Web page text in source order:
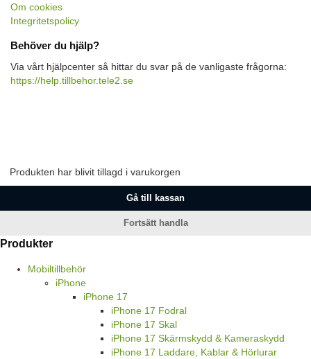
Om cookies
Integritetspolicy
Behöver du hjälp?
Via vårt hjälpcenter så hittar du svar på de vanligaste frågorna:
https://help.tillbehor.tele2.se
Produkten har blivit tillagd i varukorgen
Gå till kassan
Fortsätt handla
Produkter
Mobiltillbehör
iPhone
iPhone 17
iPhone 17 Fodral
iPhone 17 Skal
iPhone 17 Skärmskydd & Kameraskydd
iPhone 17 Laddare, Kablar & Hörlurar